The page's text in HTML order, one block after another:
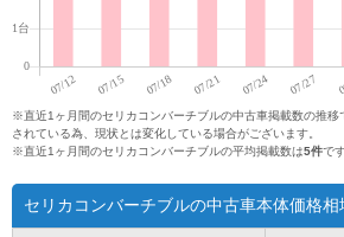
※直近1ヶ月間のセリカコンバーチブルの中古車掲載数の推移
されている為、現状とは変化している場合がございます。
※直近1ヶ月間のセリカコンバーチブルの平均掲載数は5件です
セリカコンバーチブルの中古車本体価格相